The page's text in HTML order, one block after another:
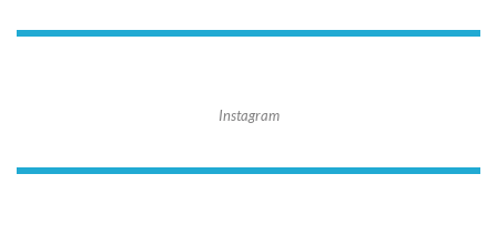
Instagram